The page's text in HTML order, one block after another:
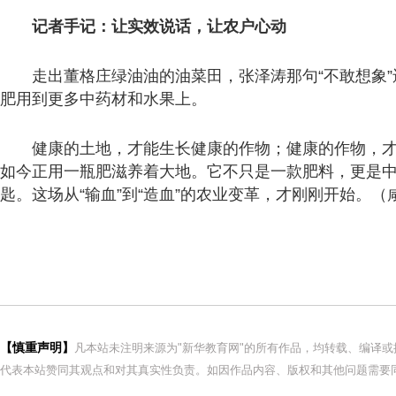
记者手记：让实效说话，让农户心动
走出董格庄绿油油的油菜田，张泽涛那句“不敢想
肥用到更多中药材和水果上。
健康的土地，才能生长健康的作物；健康的作物，
如今正用一瓶肥滋养着大地。它不只是一款肥料，更是
匙。这场从“输血”到“造血”的农业变革，才刚刚开始。（
【慎重声明】
凡本站未注明来源为"新华教育网"的所有作品，均转载、编译
代表本站赞同其观点和对其真实性负责。如因作品内容、版权和其他问题需